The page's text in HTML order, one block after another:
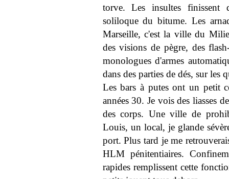
torve. Les insultes finissent
soliloque du bitume. Les
Marseille, c'est la ville du
des visions de pègre, des
monologues d'armes
dans des parties de dés, sur les
Les bars à putes ont un petit
années 30. Je vois des liasses
des corps. Une ville de
Louis, un local, je glande
port. Plus tard je me
HLM pénitentiaires.
rapides remplissent cette